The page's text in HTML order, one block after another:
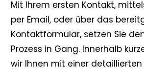
Mit Ihrem ersten Kontakt,
per Email, oder über das
Kontaktformular, setzen Sie
Prozess in Gang. Innerhalb
wir Ihnen mit einer